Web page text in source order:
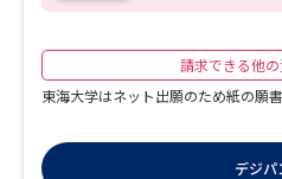
請求できる他
東海大学はネット出願のため紙の願
デジパ